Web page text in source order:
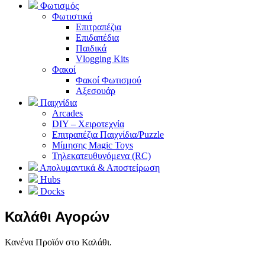
Φωτισμός
Φωτιστικά
Επιτραπέζια
Επιδαπέδια
Παιδικά
Vlogging Kits
Φακοί
Φακοί Φωτισμού
Αξεσουάρ
Παιχνίδια
Arcades
DIY – Χειροτεχνία
Επιτραπέζια Παιχνίδια/Puzzle
Μίμησης Magic Toys
Τηλεκατευθυνόμενα (RC)
Απολυμαντικά & Αποστείρωση
Hubs
Docks
Καλάθι Αγορών
Κανένα Προϊόν στο Καλάθι.